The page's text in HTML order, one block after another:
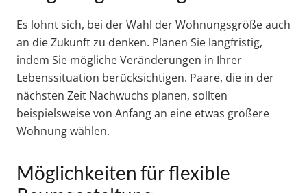
Es lohnt sich, bei der Wahl der Wohnungsgröße auch
an die Zukunft zu denken. Planen Sie langfristig,
indem Sie mögliche Veränderungen in Ihrer
Lebenssituation berücksichtigen. Paare, die in der
nächsten Zeit Nachwuchs planen, sollten
beispielsweise von Anfang an eine etwas größere
Wohnung wählen.
Möglichkeiten für flexible